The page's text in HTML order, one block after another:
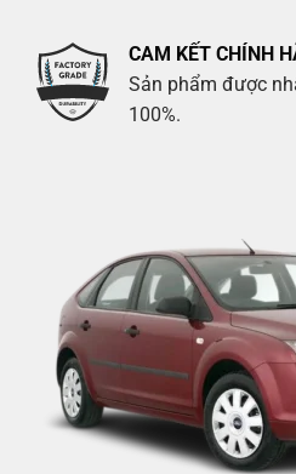
CAM KẾT CHÍNH
Sản phẩm được
100%.